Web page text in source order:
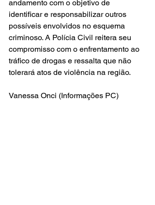
andamento com o objetivo de
identificar e responsabilizar outros
possíveis envolvidos no esquema
criminoso. A Polícia Civil reitera seu
compromisso com o enfrentamento ao
tráfico de drogas e ressalta que não
tolerará atos de violência na região.
Vanessa Onci (Informações PC)